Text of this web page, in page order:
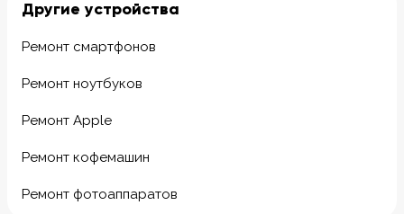
Другие устройства
Ремонт смартфонов
Ремонт ноутбуков
Ремонт Apple
Ремонт кофемашин
Ремонт фотоаппаратов